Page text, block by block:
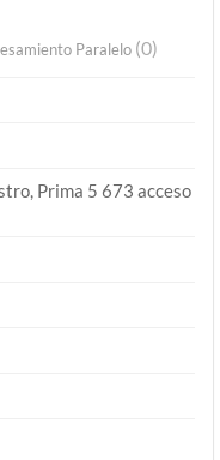
Paralelo (0)
Prima 5 673 acceso